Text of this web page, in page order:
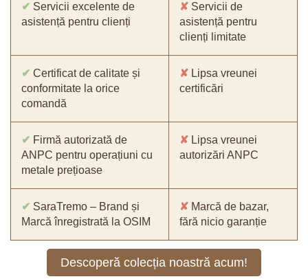
✔ Servicii excelente de
asistență pentru clienți
✘ Servicii de
asistență pentru
clienți limitate
✔ Certificat de calitate și
conformitate la orice
comandă
✘ Lipsa vreunei
certificări
✔ Firmă autorizată de
ANPC pentru operațiuni cu
metale prețioase
✘ Lipsa vreunei
autorizări ANPC
✔ SaraTremo – Brand și
Marcă înregistrată la OSIM
✘ Marcă de bazar,
fără nicio garanție
Descoperă colecția noastră acum!